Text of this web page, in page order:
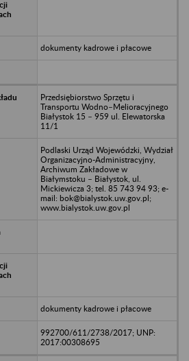
dokumenty kadrowe i płacowe
Przedsiębiorstwo Sprzętu i
Transportu Wodno–Melioracyjnego
Białystok 15 – 959 ul. Elewatorska
11/1
Podlaski Urząd Wojewódzki, Wydział
Organizacyjno-Administracyjny,
Archiwum Zakładowe w
Białymstoku – Białystok, ul.
Mickiewicza 3; tel. 85 743 94 93; e-
mail: bok@bialystok.uw.gov.pl;
www.bialystok.uw.gov.pl
dokumenty kadrowe i płacowe
992700/611/2738/2017; UNP:
2017:00308695